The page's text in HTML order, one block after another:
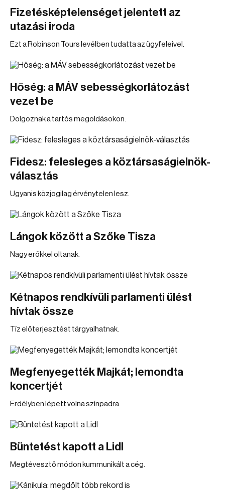
Fizetésképtelenséget jelentett az
utazási iroda
Ezt a Robinson Tours levélben tudatta az ügyfeleivel.
Hőség: a MÁV sebességkorlátozást
vezet be
Dolgoznak a tartós megoldásokon.
Fidesz: felesleges a köztársaságielnök-
választás
Ugyanis közjogilag érvénytelen lesz.
Lángok között a Szőke Tisza
Nagy erőkkel oltanak.
Kétnapos rendkívüli parlamenti ülést
hívtak össze
Tíz előterjesztést tárgyalhatnak.
Megfenyegették Majkát; lemondta
koncertjét
Erdélyben lépett volna színpadra.
Büntetést kapott a Lidl
Megtévesztő módon kummunikált a cég.